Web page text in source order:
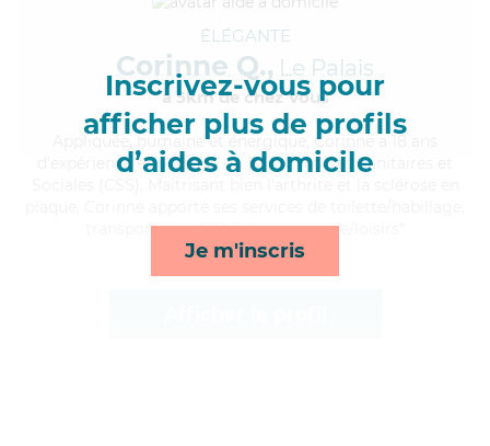
Inscrivez-vous pour
afficher plus de profils
d’aides à domicile
Je m'inscris
ÉLÉGANTE
Corinne Q., Le Palais
à 5km de chez Vous
, humaine et énergique, Corinne a 18 ans
d'expérience et possède un BEP Carrières Sanitaires et
transports, mobilité et compagnie/loisirs*